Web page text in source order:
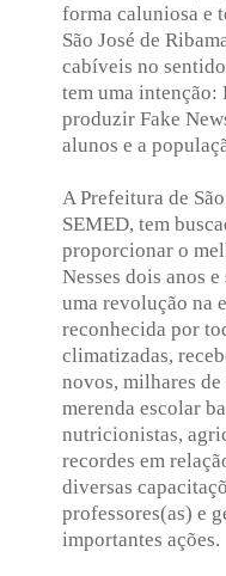
forma caluniosa e
São José de
cabíveis no
tem uma intenção:
produzir Fake
alunos e a
A Prefeitura de
SEMED, tem
proporcionar o
Nesses dois anos
uma revolução na
reconhecida por
climatizadas,
novos, milhares
merenda escolar
nutricionistas,
recordes em
diversas
professores(as) e
importantes ações.